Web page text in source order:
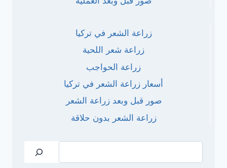
زراعة الشعر في تركيا
زراعة شعر اللحية
زراعة الحواجب
أسعار زراعة الشعر في تركيا
صور قبل وبعد زراعة الشعر
زراعة الشعر بدون حلاقة